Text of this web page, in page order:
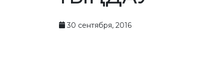
30 сентября, 2016